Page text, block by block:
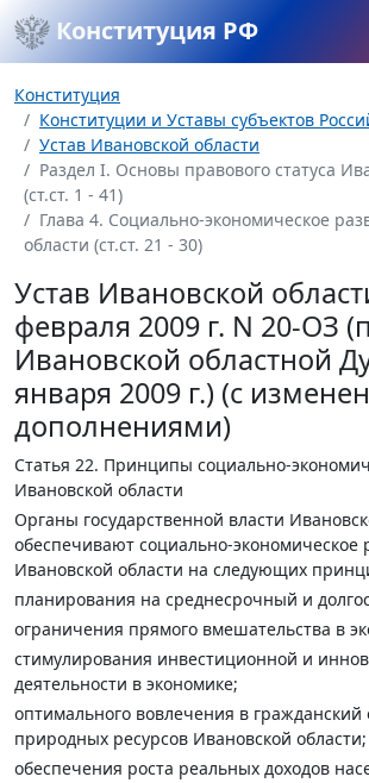
Конституция РФ
Конституция
Конституции и Уставы субъектов
Устав Ивановской области
Раздел I. Основы правового статуса
(ст.ст. 1 - 41)
Глава 4. Социально-экономическое
области (ст.ст. 21 - 30)
Устав Ивановской
февраля 2009 г. N 20-ОЗ
Ивановской областной
января 2009 г.) (с
дополнениями)
Статья 22. Принципы социально-
Ивановской области
Органы государственной власти
обеспечивают социально-экономическое
Ивановской области на следующих
планирования на среднесрочный и
ограничения прямого вмешательства в
стимулирования инвестиционной и
деятельности в экономике;
оптимального вовлечения в гражданский
природных ресурсов Ивановской области;
обеспечения роста реальных доходов